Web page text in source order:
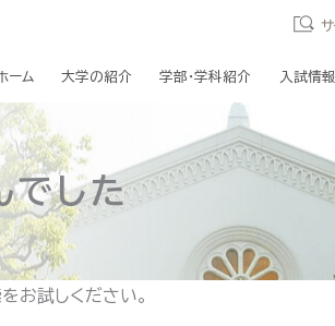
ーム 大学の紹介 学部・学科紹介 入試情報
でした
お試しください。